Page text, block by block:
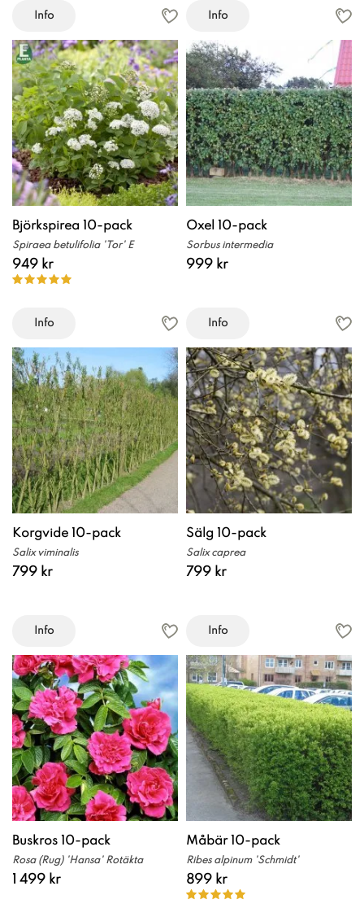
Info Info
Björkspirea 10-pack
Spiraea betulifolia 'Tor' E
949 kr
Info
Oxel 10-pack
Sorbus intermedia
999 kr
Info
Korgvide 10-pack
Salix viminalis
799 kr
Info
Sälg 10-pack
Salix caprea
799 kr
Info
Buskros 10-pack
Rosa (Rug) 'Hansa' Rotäkta
1 499 kr
Måbär 10-pack
Ribes alpinum 'Schmidt'
899 kr